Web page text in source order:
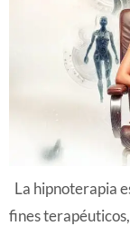
La hipnoterapia
fines